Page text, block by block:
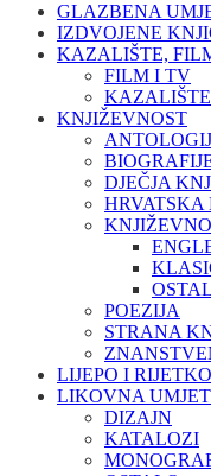
GLAZBENA
IZDVOJENE
KAZALIŠTE,
FILM I TV
KAZALIŠTE
KNJIŽEVNOST
DJEČJA
HRVATSKA
POEZIJA
STRANA
LIJEPO I RIJETKO
LIKOVNA
DIZAJN
KATALOZI